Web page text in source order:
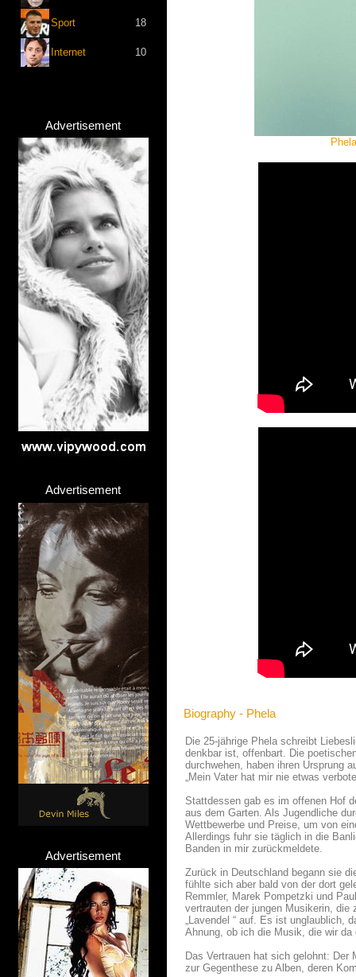
Sport 18
Internet 10
Advertisement
Advertisement
Advertisement
Biography - Phela
Die 25-jährige Phela schreibt
denkbar ist, offenbart. Die
durchwehen, haben ihren Ursprung
„Mein Vater hat mir nie etwas
Stattdessen gab es im offenen Hof
aus dem Garten. Als Jugendliche
Wettbewerbe und Preise, um von
Allerdings fuhr sie täglich in die
Banden in mir zurückmeldete.
Zurück in Deutschland begann sie
fühlte sich aber bald von der dort
Remmler, Marek Pompetzki und
vertrauten der jungen Musikerin,
„Lavendel “ auf. Es ist unglaublich,
Ahnung, ob ich die Musik, die wir
Das Vertrauen hat sich gelohnt:
zur Gegenthese zu Alben, deren